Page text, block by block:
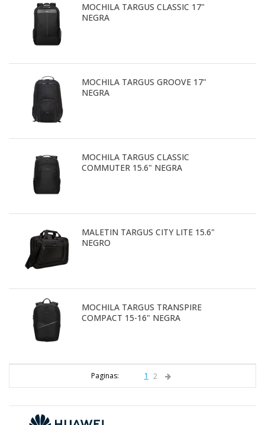
MOCHILA TARGUS CLASSIC 17"
NEGRA
MOCHILA TARGUS GROOVE 17"
NEGRA
MOCHILA TARGUS CLASSIC
COMMUTER 15.6" NEGRA
MALETIN TARGUS CITY LITE 15.6"
NEGRO
MOCHILA TARGUS TRANSPIRE
COMPACT 15-16" NEGRA
Paginas: 1 2